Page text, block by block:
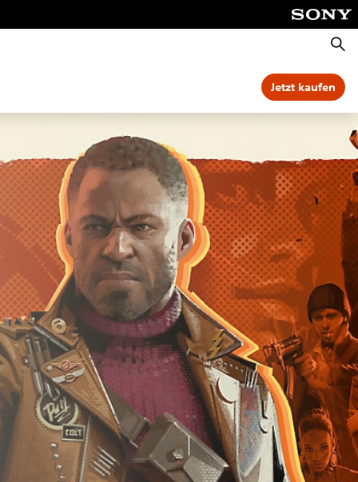
Jetzt kaufen